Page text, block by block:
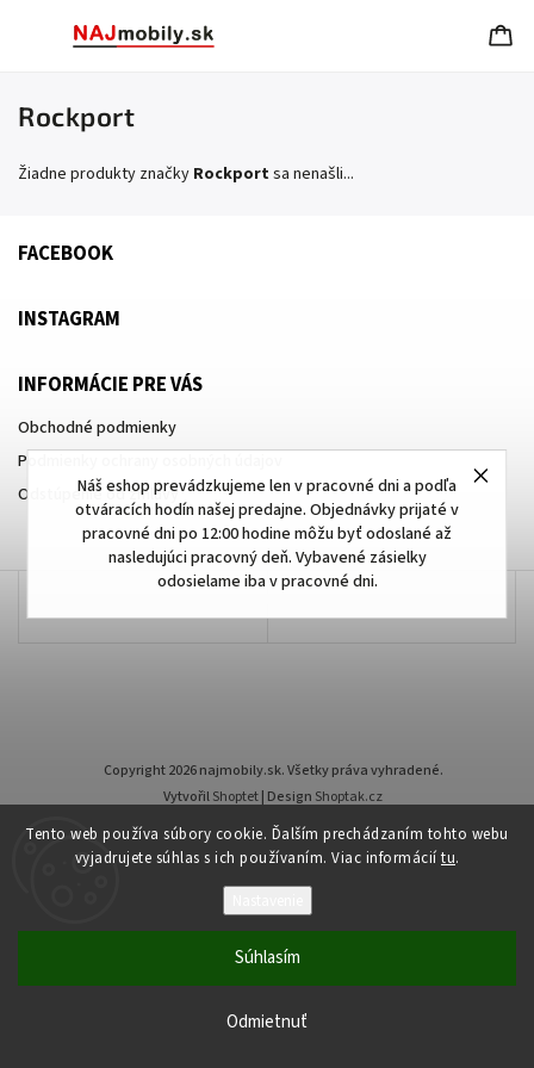
Tento web používa súbory cookie. Ďalším prechádzaním tohto webu
vyjadrujete súhlas s ich používaním. Viac informácií tu.
Odmietnuť
Súhlasím
Náš eshop prevádzkujeme len v pracovné dni a podľa
otváracích hodín našej predajne. Objednávky prijaté v
pracovné dni po 12:00 hodine môžu byť odoslané až
nasledujúci pracovný deň. Vybavené zásielky
odosielame iba v pracovné dni.
Rockport
Žiadne produkty značky Rockportsa nenašli...
FACEBOOK
INSTAGRAM
INFORMÁCIE PRE VÁS
Obchodné podmienky
Podmienky ochrany osobných údajov
Odstúpenie od zmluvy
Copyright 2026najmobily.sk. Všetky práva vyhradené.
VytvořilShoptet| Design Shoptak.cz